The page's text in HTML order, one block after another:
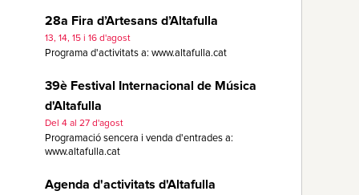
28a Fira d’Artesans d’Altafulla
13, 14, 15 i 16 d'agost
Programa d'activitats a: www.altafulla.cat
39è Festival Internacional de Música
d'Altafulla
Del 4 al 27 d'agost
Programació sencera i venda d'entrades a:
www.altafulla.cat
Agenda d'activitats d'Altafulla